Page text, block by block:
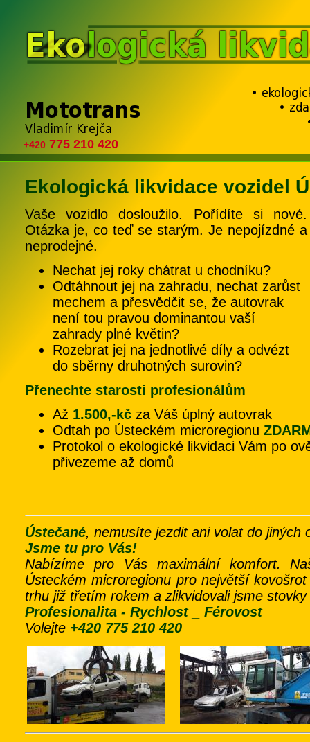
+420 775 210 420
Ekologická likvidace vozidel
Vaše vozidlo dosloužilo. Pořídíte si nové.
Otázka je, co teď se starým. Je nepojízdné a
neprodejné.
Nechat jej roky chátrat u chodníku?
Odtáhnout jej na zahradu, nechat zarůst
mechem a přesvědčit se, že autovrak
není tou pravou dominantou vaší
zahrady plné květin?
Rozebrat jej na jednotlivé díly a odvézt
do sběrny druhotných surovin?
Přenechte starosti profesionálům
Až 1.500,-kč za Váš úplný autovrak
Odtah po Ústeckém microregionu
Protokol o ekologické likvidaci Vám po
přivezeme až domů
Ústečané, nemusíte jezdit ani volat do jiných
Jsme tu pro Vás!
Nabízíme pro Vás maximální komfort.
Ústeckém microregionu pro největší
trhu již třetím rokem a zlikvidovali jsme
Profesionalita - Rychlost _ Férovost
Volejte +420 775 210 420